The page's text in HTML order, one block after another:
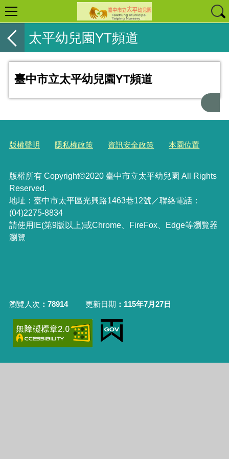
太平幼兒園YT頻道
臺中市立太平幼兒園YT頻道
版權聲明 隱私權政策 資訊安全政策 本園位置
版權所有 Copyright©2020 臺中市立太平幼兒園 All Rights
Reserved.
地址：臺中市太平區光興路1463巷12號／聯絡電話：
(04)2275-8834
請使用IE(第9版以上)或Chrome、FireFox、Edge等瀏覽器
瀏覽
瀏覽人次 78914 更新日期 115年7月27日